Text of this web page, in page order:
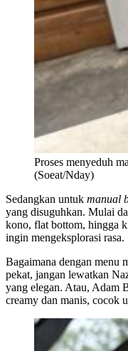
Proses menyeduh
(Soeat/Nday)
Sedangkan untuk manual
yang disuguhkan. Mulai
kono, flat bottom, hingga
ingin mengeksplorasi rasa.
Bagaimana dengan menu
pekat, jangan lewatkan
yang elegan. Atau, Adam
creamy dan manis, cocok